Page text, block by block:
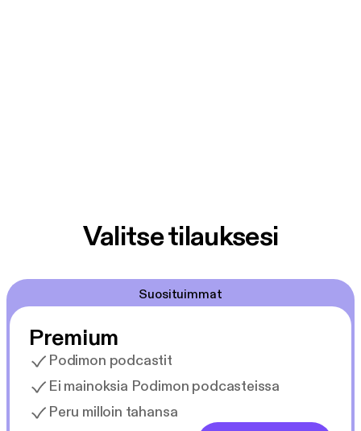
Valitse tilauksesi
Suosituimmat
Premium
Podimon podcastit
Ei mainoksia Podimon podcasteissa
Peru milloin tahansa